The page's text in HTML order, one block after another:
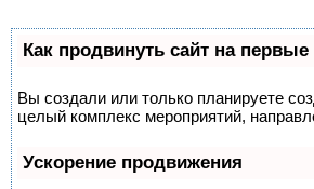
Как продвинуть сайт на первые
Вы создали или только планируете
целый комплекс мероприятий,
Ускорение продвижения